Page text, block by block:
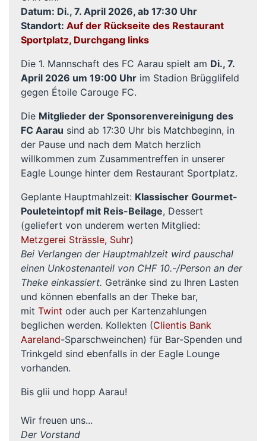
Datum: Di., 7. April 2026, ab 17:30 Uhr
Standort: Auf der Rückseite des Restaurant
Sportplatz, Durchgang links
Die 1. Mannschaft des FC Aarau spielt am Di., 7.
April 2026 um 19:00 Uhr im Stadion Brügglifeld
gegen Étoile Carouge FC.
Die Mitglieder der Sponsorenvereinigung des
FC Aarau sind ab 17:30 Uhr bis Matchbeginn, in
der Pause und nach dem Match herzlich
willkommen zum Zusammentreffen in unserer
Eagle Lounge hinter dem Restaurant Sportplatz.
Geplante Hauptmahlzeit: Klassischer Gourmet-
Pouleteintopf mit Reis-Beilage, Dessert
(geliefert von underem werten Mitglied:
Metzgerei Strässle, Suhr)
Bei Verlangen der Hauptmahlzeit wird pauschal
einen Unkostenanteil von CHF 10.-/Person an der
Theke einkassiert. Getränke sind zu Ihren Lasten
und können ebenfalls an der Theke bar,
mit Twint oder auch per Kartenzahlungen
beglichen werden. Kollekten (Clientis Bank
Aareland-Sparschweinchen) für Bar-Spenden und
Trinkgeld sind ebenfalls in der Eagle Lounge
vorhanden.
Bis glii und hopp Aarau!
Wir freuen uns...
Der Vorstand